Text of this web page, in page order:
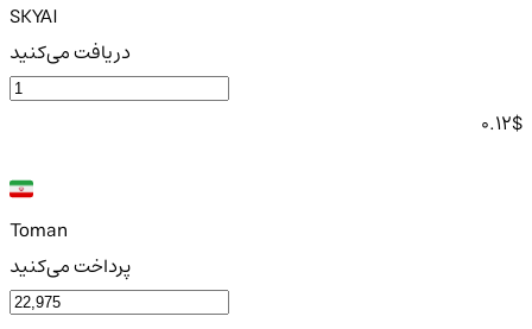
SKYAI
دریافت می‌کنید
0.12$
Toman
پرداخت می‌کنید